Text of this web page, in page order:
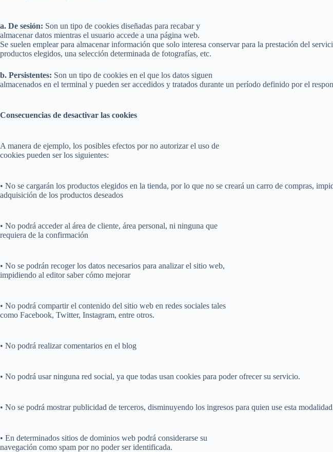
a. De sesión: Son un tipo de cookies diseñadas para recabar y
almacenar datos mientras el usuario accede a una página web.
Se suelen emplear para almacenar información que solo interesa conservar para la prestación del
productos elegidos, una selección determinada de fotografías, etc.
b. Persistentes: Son un tipo de cookies en el que los datos siguen
almacenados en el terminal y pueden ser accedidos y tratados durante un período definido por el
Consecuencias de desactivar las cookies
A manera de ejemplo, los posibles efectos por no autorizar el uso de
cookies pueden ser los siguientes:
• No se cargarán los productos elegidos en la tienda, por lo que no se creará un carro de compras,
adquisición de los productos deseados
• No podrá acceder al área de cliente, área personal, ni ninguna que
requiera de la confirmación
• No se podrán recoger los datos necesarios para analizar el sitio web,
impidiendo al editor saber cómo mejorar
• No podrá compartir el contenido del sitio web en redes sociales tales
como Facebook, Twitter, Instagram, entre otros.
• No podrá realizar comentarios en el blog
• No podrá usar ninguna red social, ya que todas usan cookies para poder ofrecer su servicio.
• No se podrá mostrar publicidad de terceros, disminuyendo los ingresos para quien use esta
• En determinados sitios de dominios web podrá considerarse su
navegación como spam por no poder ser identificada.